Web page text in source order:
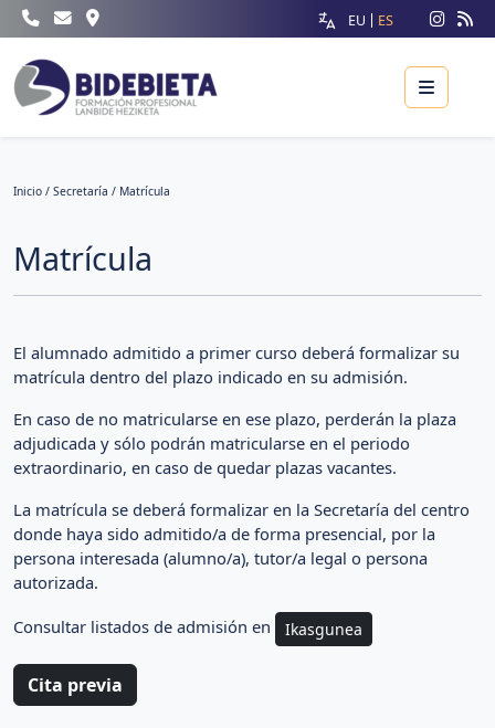
EU ES
Menu
Inicio / Secretaría / Matrícula
Matrícula
El alumnado admitido a primer curso deberá formalizar su
matrícula dentro del plazo indicado en su admisión.
En caso de no matricularse en ese plazo, perderán la plaza
adjudicada y sólo podrán matricularse en el periodo
extraordinario, en caso de quedar plazas vacantes.
La matrícula se deberá formalizar en la Secretaría del centro
donde haya sido admitido/a de forma presencial, por la
persona interesada (alumno/a), tutor/a legal o persona
autorizada.
Consultar listados de admisión en Ikasgunea
Cita previa